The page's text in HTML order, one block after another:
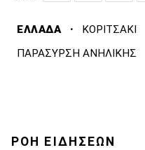
ΕΛΛΑΔΑ · ΚΟΡΙΤΣΑΚΙ
ΠΑΡΑΣΥΡΣΗ ΑΝΗΛΙΚΗΣ
ΡΟΗ ΕΙΔΗΣΕΩΝ